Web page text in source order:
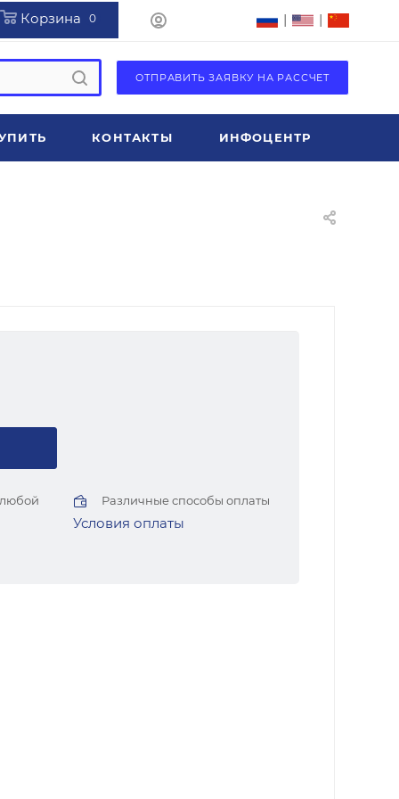
Корзина 0 | |
ОТПРАВИТЬ ЗАЯВКУ НА РАССЧЕТ
КОНТАКТЫ ИНФОЦЕНТР
Различные способы оплаты
Условия оплаты